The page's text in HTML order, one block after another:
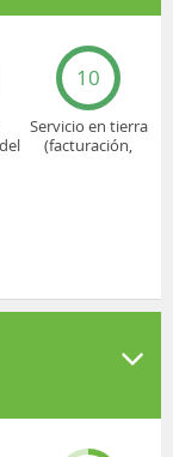
10
Servicio en tierra
(facturación,